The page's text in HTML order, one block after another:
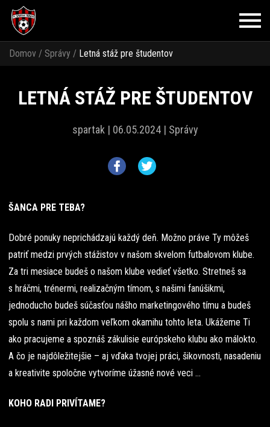
Domov / Správy / Letná stáž pre študentov
LETNÁ STÁŽ PRE ŠTUDENTOV
spartak | 06.05.2024 | Správy
ŠANCA PRE TEBA?
Dobré ponuky neprichádzajú každý deň. Možno práve Ty môžeš
patriť medzi prvých stážistov v našom skvelom futbalovom klube.
Za tri mesiace budeš o našom klube vedieť všetko. Stretneš sa
s hráčmi, trénermi, realizačným tímom, s našimi fanúšikmi,
jednoducho budeš súčasťou nášho marketingového tímu a budeš
spolu s nami pri každom veľkom okamihu tohto leta. Ukážeme Ti
ako pracujeme a spoznáš zákulisie európskeho klubu ako málokto.
A čo je najdôležitejšie – aj vďaka tvojej práci, šikovnosti, nasadeniu
a kreativite spoločne vytvoríme úžasné nové veci …
KOHO RADI PRIVÍTAME?